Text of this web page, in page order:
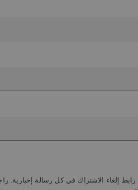
إلغاء الاشتراك في كل رسالة إخبارية.